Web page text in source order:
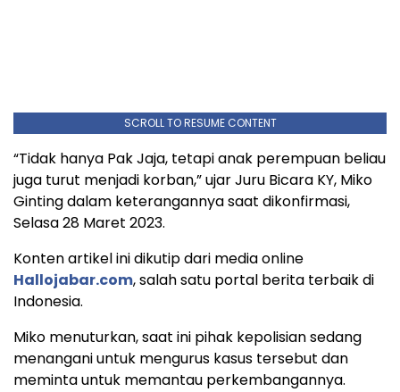
SCROLL TO RESUME CONTENT
“Tidak hanya Pak Jaja, tetapi anak perempuan beliau
juga turut menjadi korban,” ujar Juru Bicara KY, Miko
Ginting dalam keterangannya saat dikonfirmasi,
Selasa 28 Maret 2023.
Konten artikel ini dikutip dari media online
Hallojabar.com, salah satu portal berita terbaik di
Indonesia.
Miko menuturkan, saat ini pihak kepolisian sedang
menangani untuk mengurus kasus tersebut dan
meminta untuk memantau perkembangannya.